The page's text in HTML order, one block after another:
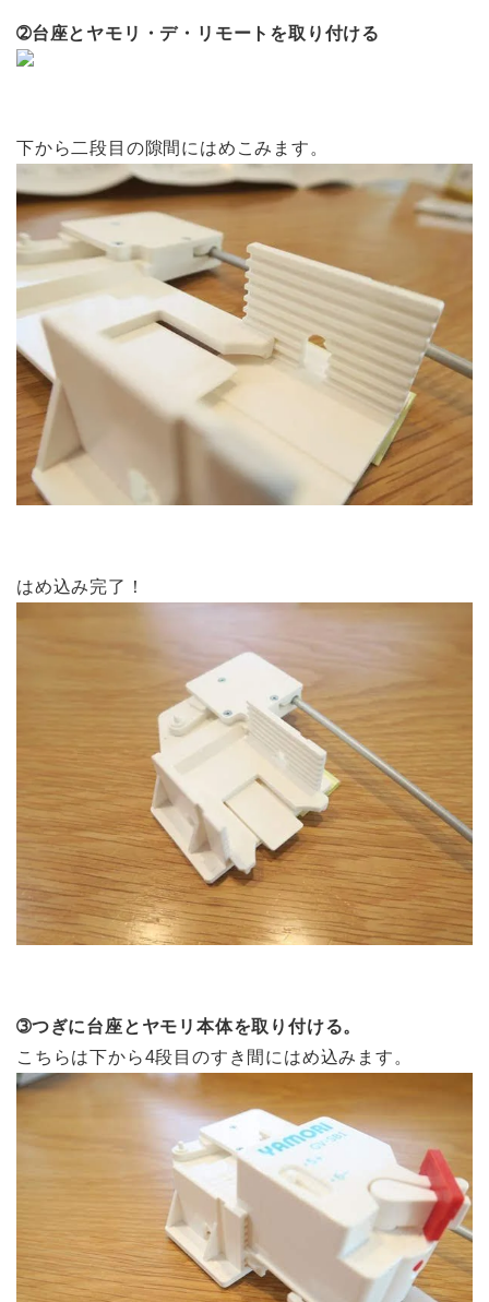
➁台座とヤモリ・デ・リモートを取り付ける
下から二段目の隙間にはめこみます。
はめ込み完了！
➂つぎに台座とヤモリ本体を取り付ける。
こちらは下から4段目のすき間にはめ込みます。